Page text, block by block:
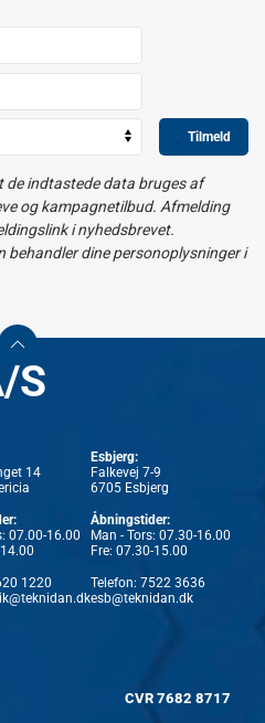
Tilmeld
de indtastede data bruges af
og kampagnetilbud. Afmelding
i nyhedsbrevet.
behandler dine personoplysninger i
S
14
07.00-16.00
1220
Esbjerg:
Falkevej 7-9
6705 Esbjerg
Åbningstider:
Man - Tors: 07.30-16.00
Fre: 07.30-15.00
Telefon: 7522 3636
esb@teknidan.dk
CVR 7682 8717